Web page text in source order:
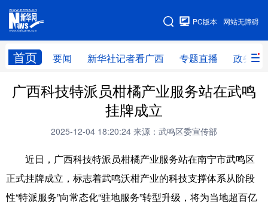
网站无障碍
PC版本
首页 要闻 新华社记者看广西 专题直播 政务信
网站地图
广西频道
新华社记者 专题直播
新华网导航
广西科技特派员柑橘产业服务站在武鸣
挂牌成立
2025-12-04 18:20:24 来源：武鸣区委宣传部
近日，广西科技特派员柑橘产业服务站在南宁市武鸣区
正式挂牌成立，标志着武鸣沃柑产业的科技支撑体系从阶段
性“特派服务”向常态化“驻地服务”转型升级，将为当地超百亿